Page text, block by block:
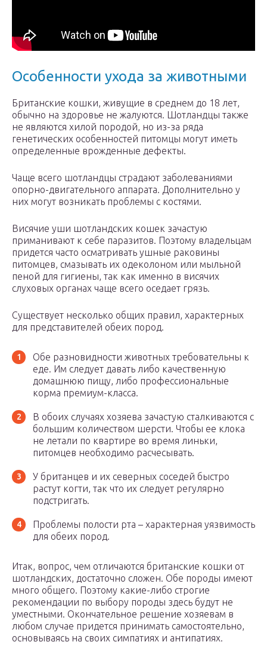
Особенности ухода за животными
Британские кошки, живущие в среднем до 18 лет,
обычно на здоровье не жалуются. Шотландцы также
не являются хилой породой, но из-за ряда
генетических особенностей питомцы могут иметь
определенные врожденные дефекты.
Чаще всего шотландцы страдают заболеваниями
опорно-двигательного аппарата. Дополнительно у
них могут возникать проблемы с костями.
Висячие уши шотландских кошек зачастую
приманивают к себе паразитов. Поэтому владельцам
придется часто осматривать ушные раковины
питомцев, смазывать их одеколоном или мыльной
пеной для гигиены, так как именно в висячих
слуховых органах чаще всего оседает грязь.
Существует несколько общих правил, характерных
для представителей обеих пород.
Обе разновидности животных требовательны к
еде. Им следует давать либо качественную
домашнюю пищу, либо профессиональные
корма премиум-класса.
В обоих случаях хозяева зачастую сталкиваются с
большим количеством шерсти. Чтобы ее клока
не летали по квартире во время линьки,
питомцев необходимо расчесывать.
У британцев и их северных соседей быстро
растут когти, так что их следует регулярно
подстригать.
Проблемы полости рта – характерная уязвимость
для обеих пород.
Итак, вопрос, чем отличаются британские кошки от
шотландских, достаточно сложен. Обе породы имеют
много общего. Поэтому какие-либо строгие
рекомендации по выбору породы здесь будут не
уместными. Окончательное решение хозяевам в
любом случае придется принимать самостоятельно,
основываясь на своих симпатиях и антипатиях.